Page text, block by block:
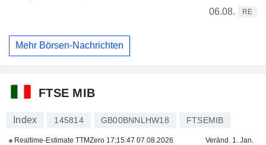
06.08.
RE
Mehr Börsen-Nachrichten
FTSE MIB
Index 145814 GB00BNNLHW18 FTSEMIB
Realtime-Estimate TTMZero 17:15:47 07.08.2026 Veränd. 1. Jan.